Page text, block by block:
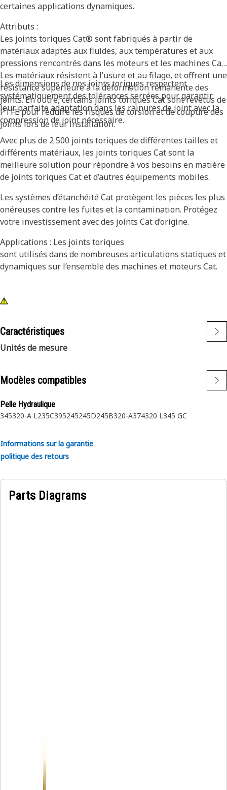
certaines applications dynamiques.
Attributs :
Les joints toriques Cat® sont fabriqués à partir de
matériaux adaptés aux fluides, aux températures et aux
pressions rencontrés dans les moteurs et les machines Cat.
Les matériaux résistent à l’usure et au filage, et offrent une
résistance supérieure à la déformation rémanente des
joints. En outre, certains joints toriques Cat sont revêtus de
PTFE pour réduire les risques de torsion et de coupure des
joints lors de leur installation.
Les dimensions de nos joints toriques respectent
systématiquement des tolérances serrées pour garantir
leur parfaite adaptation dans les rainures de joint avec la
compression de joint nécessaire.
Avec plus de 2 500 joints toriques de différentes tailles et
différents matériaux, les joints toriques Cat sont la
meilleure solution pour répondre à vos besoins en matière
de joints toriques Cat et d’autres équipements mobiles.
Les systèmes d’étanchéité Cat protègent les pièces les plus
onéreuses contre les fuites et la contamination. Protégez
votre investissement avec des joints Cat d’origine.
Applications : Les joints toriques
sont utilisés dans de nombreuses articulations statiques et
dynamiques sur l’ensemble des machines et moteurs Cat.
Caractéristiques
Unités de mesure
Modèles compatibles
Pelle Hydraulique
345320-A L235C395245245D245B320-A374320 L345 GC
Informations sur la garantie
politique des retours
Parts Diagrams